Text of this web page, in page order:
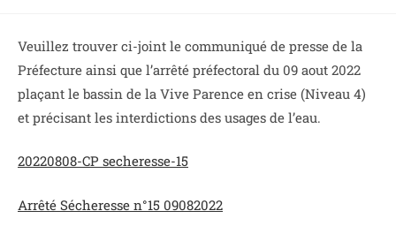
Veuillez trouver ci-joint le communiqué de presse de la
Préfecture ainsi que l’arrêté préfectoral du 09 aout 2022
plaçant le bassin de la Vive Parence en crise (Niveau 4)
et précisant les interdictions des usages de l’eau.
20220808-CP secheresse-15
Arrêté Sécheresse n°15 09082022